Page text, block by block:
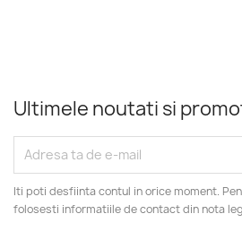
Ultimele noutati si
Iti poti desfiinta contul in orice moment.
folosesti informatiile de contact din nota